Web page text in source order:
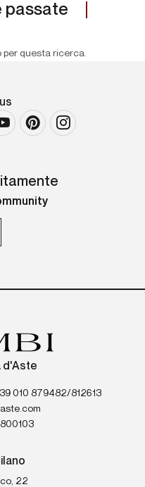
passate
questa ricerca.
d'Aste
010 879482/812613
22